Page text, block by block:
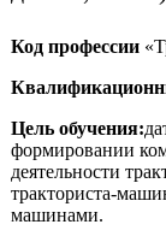
Код профессии
Цель обучения:
формировании
деятельности
тракториста-
машинами.